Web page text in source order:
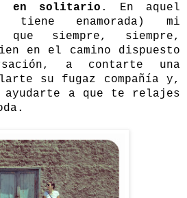
en solitario . En aquel
enamorada) mi
que siempre, siempre,
en el camino dispuesto
a contarte una
su fugaz compañía y,
a que te relajes